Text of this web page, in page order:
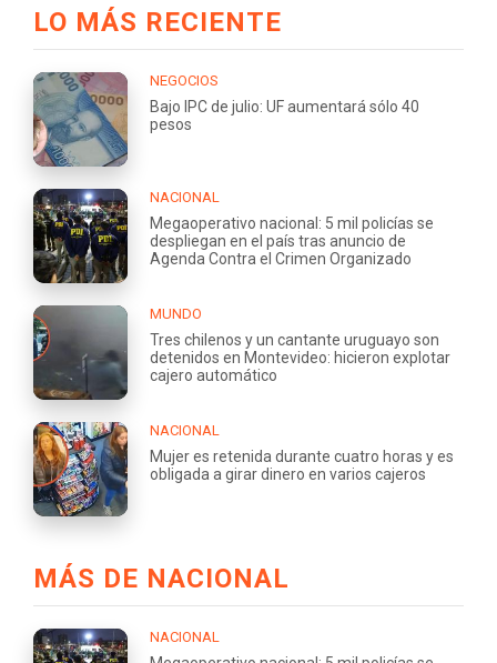
LO MÁS RECIENTE
NEGOCIOS
Bajo IPC de julio: UF aumentará sólo 40
pesos
NACIONAL
Megaoperativo nacional: 5 mil policías se
despliegan en el país tras anuncio de
Agenda Contra el Crimen Organizado
MUNDO
Tres chilenos y un cantante uruguayo son
detenidos en Montevideo: hicieron explotar
cajero automático
NACIONAL
Mujer es retenida durante cuatro horas y es
obligada a girar dinero en varios cajeros
MÁS DE NACIONAL
NACIONAL